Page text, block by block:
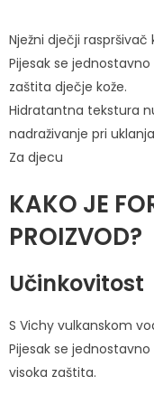
Nježni dječji raspršivač
Pijesak se
zaštita dječje kože.
Hidratantna tekstura
nadraživanje pri
Za djecu
KAKO JE
PROIZVOD?
Učinkovitost
S Vichy vulkanskom
Pijesak se
visoka zaštita.